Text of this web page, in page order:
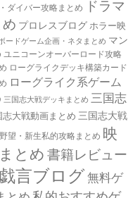
ダイバー攻略まとめ
ドラマ
プロレスブログ ホラー映
ードゲーム企画・ネタまとめ マン
ユニコーンオーバーロード攻略
ローグライクデッキ構築カード
ローグライク系ゲーム
三国志大戦デッキまとめ 三国志
志大戦動画まとめ 三国志大戦
望・新生私的攻略まとめ 映
とめ 書籍レビュー
言ブログ無料ゲ